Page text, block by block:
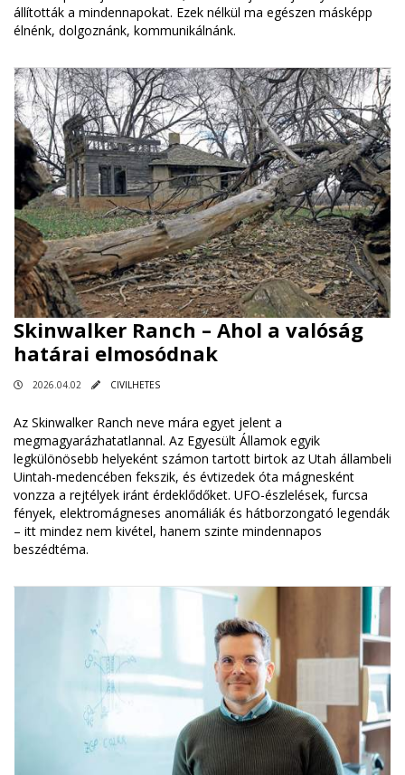
állították a mindennapokat. Ezek nélkül ma egészen másképp
élnénk, dolgoznánk, kommunikálnánk.
Skinwalker Ranch – Ahol a valóság
határai elmosódnak
2026.04.02 CIVILHETES
Az Skinwalker Ranch neve mára egyet jelent a
megmagyarázhatatlannal. Az Egyesült Államok egyik
legkülönösebb helyeként számon tartott birtok az Utah állambeli
Uintah-medencében fekszik, és évtizedek óta mágnesként
vonzza a rejtélyek iránt érdeklődőket. UFO-észlelések, furcsa
fények, elektromágneses anomáliák és hátborzongató legendák
– itt mindez nem kivétel, hanem szinte mindennapos
beszédtéma.